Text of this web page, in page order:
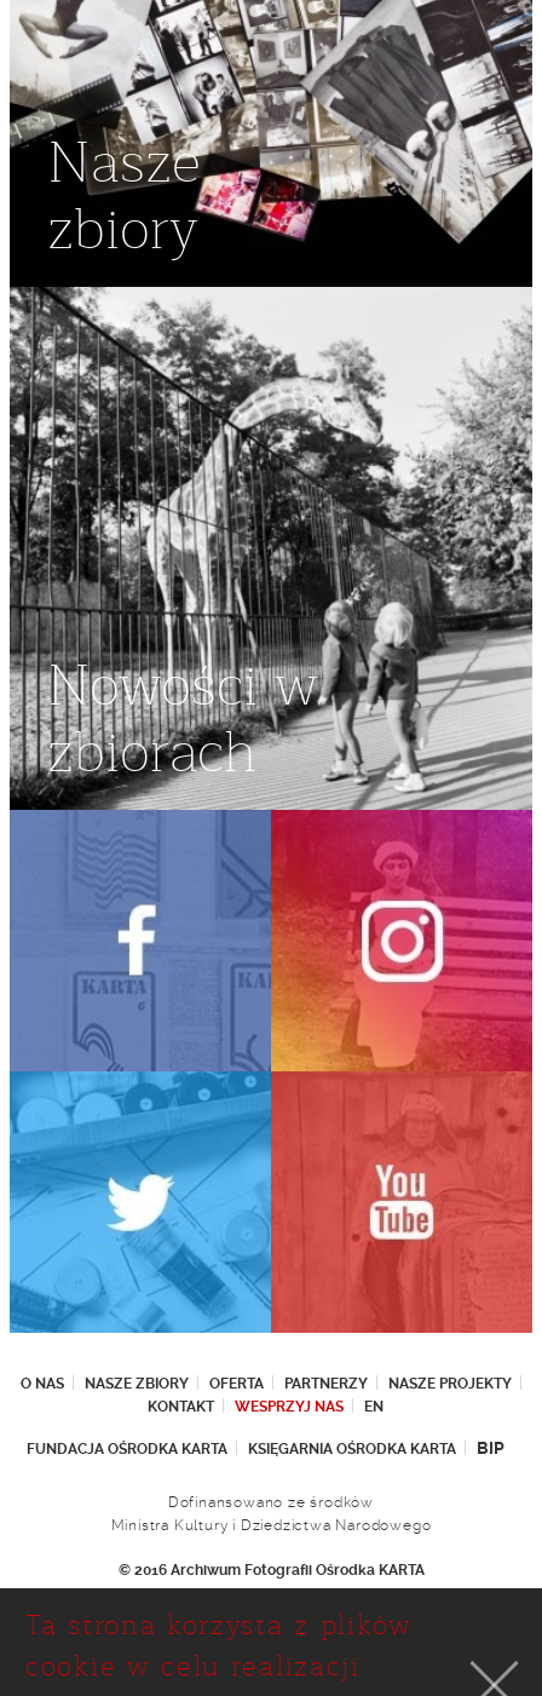
Nasze
zbiory
Nowości w
zbiorach
O NAS NASZE ZBIORY OFERTA PARTNERZY
NASZE PROJEKTY
KONTAKT
WESPRZYJ NAS EN
FUNDACJA OŚRODKA KARTA KSIĘGARNIA OŚRODKA KARTA BIP
Dofinansowano ze środków
Ministra Kultury i Dziedzictwa Narodowego
© 2016 Archiwum Fotografii Ośrodka KARTA
Ul. Narbutta 29
02-536 Warszawa
tel.: (+48 22) 646 36 90
Ta strona korzysta z plików
cookie w celu realizacji